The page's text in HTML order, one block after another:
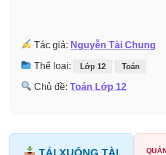
Tác giả: Nguyễn Tài Chung
Thể loại: Lớp 12 Toán
Chủ đề:Toán Lớp 12
TẢI XUỐNG TÀI